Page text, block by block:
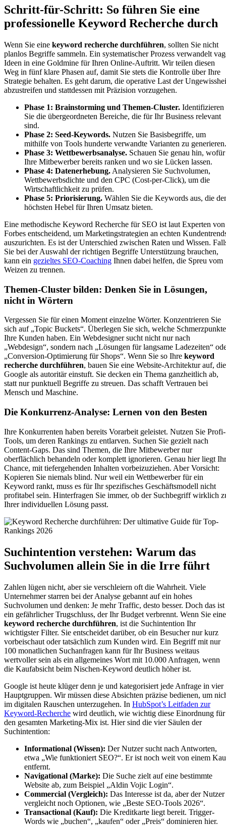
Schritt-für-Schritt: So führen Sie eine
professionelle Keyword Recherche durch
Wenn Sie eine keyword recherche durchführen, sollten Sie nicht
planlos Begriffe sammeln. Ein systematischer Prozess verwandelt
Ideen in eine Goldmine für Ihren Online-Auftritt. Wir teilen diesen
Weg in fünf klare Phasen auf, damit Sie stets die Kontrolle über Ihre
Strategie behalten. Es geht darum, die operative Last der
abzustreifen und stattdessen mit Präzision vorzugehen.
Phase 1: Brainstorming und Themen-Cluster. Identifizieren
Sie die übergeordneten Bereiche, die für Ihr Business relevant
sind.
Phase 2: Seed-Keywords. Nutzen Sie Basisbegriffe, um
mithilfe von Tools hunderte verwandte Varianten zu generieren.
Phase 3: Wettbewerbsanalyse. Schauen Sie genau hin, wofür
Ihre Mitbewerber bereits ranken und wo sie Lücken lassen.
Phase 4: Datenerhebung. Analysieren Sie Suchvolumen,
Wettbewerbsdichte und den CPC (Cost-per-Click), um die
Wirtschaftlichkeit zu prüfen.
Phase 5: Priorisierung. Wählen Sie die Keywords aus, die
höchsten Hebel für Ihren Umsatz bieten.
Eine methodische Keyword Recherche für SEO ist laut Experten von
Forbes entscheidend, um Marketingstrategien an echten
auszurichten. Es ist der Unterschied zwischen Raten und Wissen.
Sie bei der Auswahl der richtigen Begriffe Unterstützung brauchen,
kann ein gezieltes SEO-Coaching Ihnen dabei helfen, die Spreu vom
Weizen zu trennen.
Themen-Cluster bilden: Denken Sie in Lösungen,
nicht in Wörtern
Vergessen Sie für einen Moment einzelne Wörter. Konzentrieren Sie
sich auf „Topic Buckets“. Überlegen Sie sich, welche Schmerzpunkte
Ihre Kunden haben. Ein Webdesigner sucht nicht nur nach
„Webdesign“, sondern nach „Lösungen für langsame Ladezeiten“
„Conversion-Optimierung für Shops“. Wenn Sie so Ihre keyword
recherche durchführen, bauen Sie eine Website-Architektur auf, die
Google als autoritär einstuft. Sie decken ein Thema ganzheitlich ab,
statt nur punktuell Begriffe zu streuen. Das schafft Vertrauen bei
Mensch und Maschine.
Die Konkurrenz-Analyse: Lernen von den Besten
Ihre Konkurrenten haben bereits Vorarbeit geleistet. Nutzen Sie Profi-
Tools, um deren Rankings zu entlarven. Suchen Sie gezielt nach
Content-Gaps. Das sind Themen, die Ihre Mitbewerber nur
oberflächlich behandeln oder komplett ignorieren. Genau hier liegt
Chance, mit tiefergehenden Inhalten vorbeizuziehen. Aber Vorsicht:
Kopieren Sie niemals blind. Nur weil ein Wettbewerber für ein
Keyword rankt, muss es für Ihr spezifisches Geschäftsmodell nicht
profitabel sein. Hinterfragen Sie immer, ob der Suchbegriff wirklich
Ihrer individuellen Lösung passt.
Suchintention verstehen: Warum das
Suchvolumen allein Sie in die Irre führt
Zahlen lügen nicht, aber sie verschleiern oft die Wahrheit. Viele
Unternehmer starren bei der Analyse gebannt auf ein hohes
Suchvolumen und denken: Je mehr Traffic, desto besser. Doch das ist
ein gefährlicher Trugschluss, der Ihr Budget verbrennt. Wenn Sie eine
keyword recherche durchführen, ist die Suchintention Ihr
wichtigster Filter. Sie entscheidet darüber, ob ein Besucher nur kurz
vorbeischaut oder tatsächlich zum Kunden wird. Ein Begriff mit nur
100 monatlichen Suchanfragen kann für Ihr Business weitaus
wertvoller sein als ein allgemeines Wort mit 10.000 Anfragen, wenn
die Kaufabsicht beim Nischen-Keyword deutlich höher ist.
Google ist heute klüger denn je und kategorisiert jede Anfrage in vier
Hauptgruppen. Wir müssen diese Absichten präzise bedienen, um
im digitalen Rauschen unterzugehen. In HubSpot’s Leitfaden zur
Keyword-Recherche wird deutlich, wie wichtig diese Einordnung für
den gesamten Marketing-Mix ist. Hier sind die vier Säulen der
Suchintention:
Informational (Wissen): Der Nutzer sucht nach Antworten,
etwa „Wie funktioniert SEO?“. Er ist noch weit von einem
entfernt.
Navigational (Marke): Die Suche zielt auf eine bestimmte
Website ab, zum Beispiel „Aldin Vojic Login“.
Commercial (Vergleich): Das Interesse ist da, aber der Nutzer
vergleicht noch Optionen, wie „Beste SEO-Tools 2026“.
Transactional (Kauf): Die Kreditkarte liegt bereit. Trigger-
Words wie „buchen“, „kaufen“ oder „Preis“ dominieren hier.